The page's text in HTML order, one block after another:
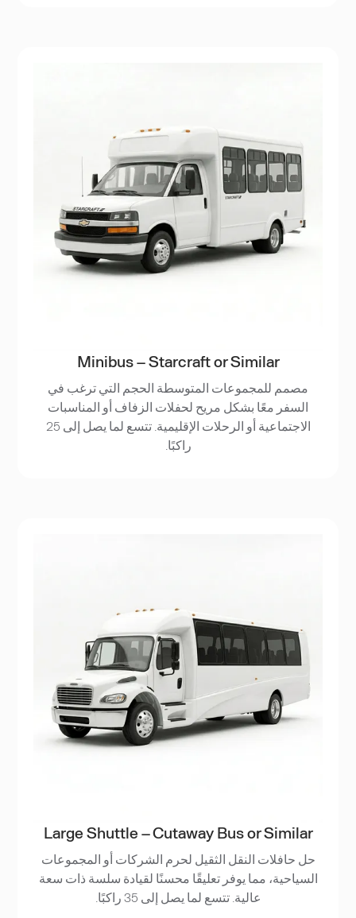
Minibus – Starcraft or Similar
مصمم للمجموعات المتوسطة الحجم التي ترغب في
السفر معًا بشكل مريح لحفلات الزفاف أو المناسبات
الاجتماعية أو الرحلات الإقليمية. تتسع لما يصل إلى 25
راكبًا.
Large Shuttle – Cutaway Bus or Similar
حل حافلات النقل الثقيل لحرم الشركات أو المجموعات
السياحية، مما يوفر تعليقًا محسنًا لقيادة سلسة ذات سعة
عالية. تتسع لما يصل إلى 35 راكبًا.